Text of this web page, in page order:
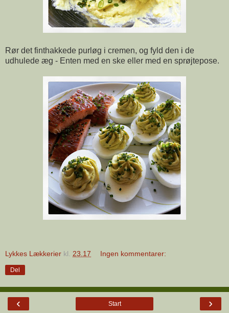
Rør det finthakkede purløg i cremen, og fyld den i de
udhulede æg - Enten med en ske eller med en sprøjtepose.
Lykkes Lækkerier kl. 23.17 Ingen kommentarer:
Del
‹ ›
Start